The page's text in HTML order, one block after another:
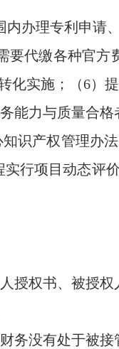
办理专利申请
代缴各种官方
实施；（6）
能力与质量合格
识产权管理办
行项目动态评
授权书、被授权
务没有处于被